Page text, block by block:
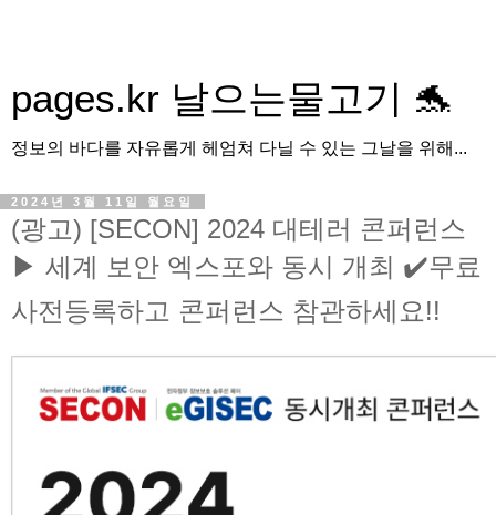
pages.kr 날으는물고기 🐬
정보의 바다를 자유롭게 헤엄쳐 다닐 수 있는 그날을 위해...
2024년 3월 11일 월요일
(광고) [SECON] 2024 대테러 콘퍼런스
▶ 세계 보안 엑스포와 동시 개최 ✔️무료
사전등록하고 콘퍼런스 참관하세요!!